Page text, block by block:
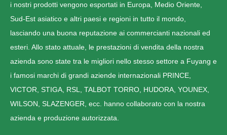
i nostri prodotti vengono esportati in Europa, Medio Oriente,
Sud-Est asiatico e altri paesi e regioni in tutto il mondo,
lasciando una buona reputazione ai commercianti nazionali ed
esteri. Allo stato attuale, le prestazioni di vendita della nostra
azienda sono state tra le migliori nello stesso settore a Fuyang e
i famosi marchi di grandi aziende internazionali PRINCE,
VICTOR, STIGA, RSL, TALBOT TORRO, HUDORA, YOUNEX,
WILSON, SLAZENGER, ecc. hanno collaborato con la nostra
azienda e produzione autorizzata.